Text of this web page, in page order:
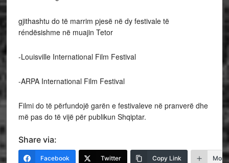
gjithashtu do të marrim pjesë në dy festivale të
réndësishme në muajin Tetor
-Louisville International Film Festival
-ARPA International Film Festival
Filmi do të përfundojë garën e festivaleve në pranverë dhe
më pas do të vijë për publikun Shqiptar.
Share via:
Facebook Twitter Copy Link More